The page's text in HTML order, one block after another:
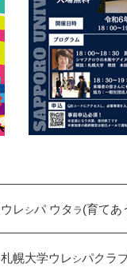
ウレ シパ ウタ ラ (育てあ
札幌大学ウレ シパクラ